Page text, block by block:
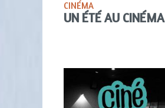
CINÉMA
UN ÉTÉ AU CINÉMA